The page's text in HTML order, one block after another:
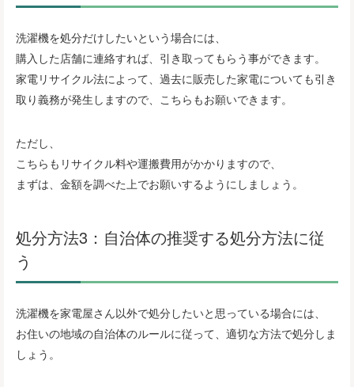
洗濯機を処分だけしたいという場合には、
購入した店舗に連絡すれば、引き取ってもらう事ができます。
家電リサイクル法によって、過去に販売した家電についても引き
取り義務が発生しますので、こちらもお願いできます。
ただし、
こちらもリサイクル料や運搬費用がかかりますので、
まずは、金額を調べた上でお願いするようにしましょう。
処分方法3：自治体の推奨する処分方法に従
う
洗濯機を家電屋さん以外で処分したいと思っている場合には、
お住いの地域の自治体のルールに従って、適切な方法で処分しま
しょう。